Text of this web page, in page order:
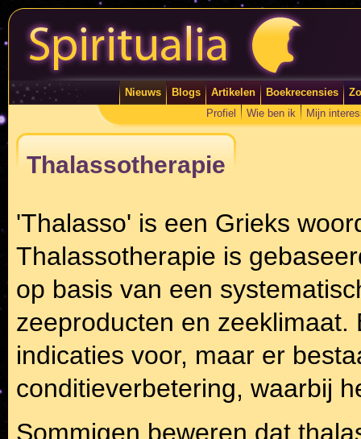
Nieuws Blogs Artikelen Boekrecensies
Profiel
Wie ben ik Mijn
Thalassotherapie
'Thalasso' is een Grieks
Thalassotherapie is
op basis van een
zeeproducten en
indicaties voor, maar er
conditieverbetering, waarbij
Sommigen beweren dat